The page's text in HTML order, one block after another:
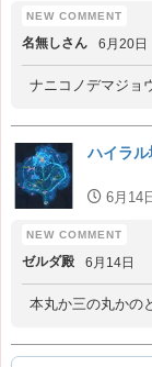
名無しさん 6月20日
ナニコノデマジョ
ハイラ
6月14
ゼルダ殿 6月14日
本丸か三の丸かの